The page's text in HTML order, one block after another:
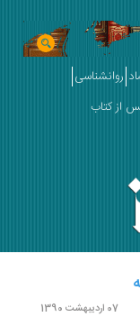
روانشناسی
از کتاب
07 اردیبهشت 1390